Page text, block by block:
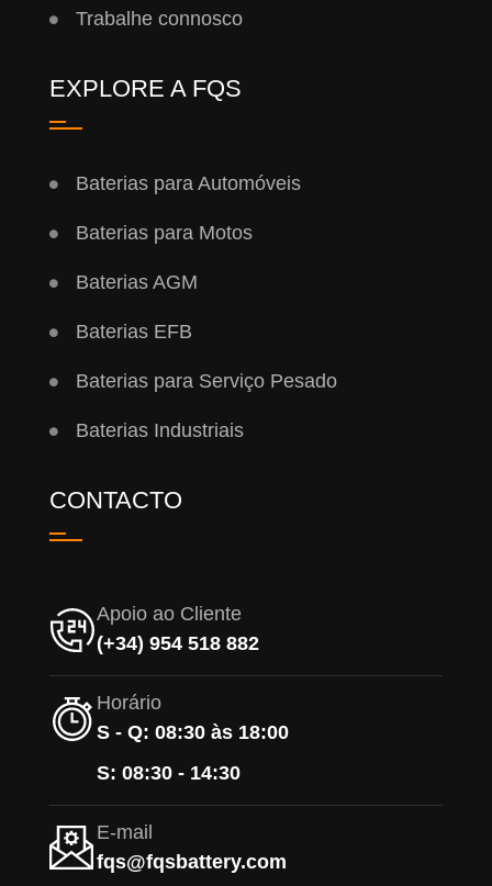
Trabalhe connosco
EXPLORE A FQS
Baterias para Automóveis
Baterias para Motos
Baterias AGM
Baterias EFB
Baterias para Serviço Pesado
Baterias Industriais
CONTACTO
Apoio ao Cliente
(+34) 954 518 882
Horário
S - Q: 08:30 às 18:00
S: 08:30 - 14:30
E-mail
fqs@fqsbattery.com